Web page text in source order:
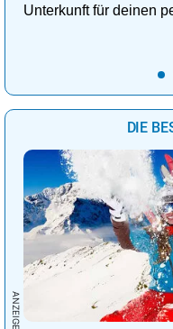
Unterkunft für deinen
DIE